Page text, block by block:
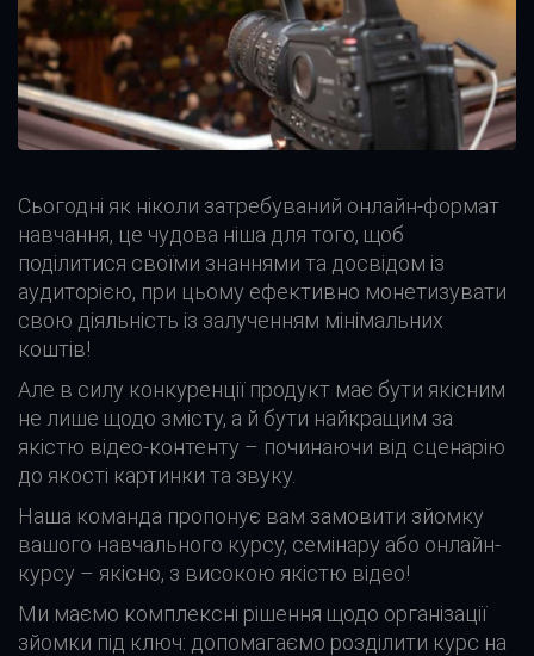
Сьогодні як ніколи затребуваний онлайн-формат
навчання, це чудова ніша для того, щоб
поділитися своїми знаннями та досвідом із
аудиторією, при цьому ефективно монетизувати
свою діяльність із залученням мінімальних
коштів!
Але в силу конкуренції продукт має бути якісним
не лише щодо змісту, а й бути найкращим за
якістю відео-контенту – починаючи від сценарію
до якості картинки та звуку.
Наша команда пропонує вам замовити зйомку
вашого навчального курсу, семінару або онлайн-
курсу – якісно, ​​з високою якістю відео!
Ми маємо комплексні рішення щодо організації
зйомки під ключ: допомагаємо розділити курс на